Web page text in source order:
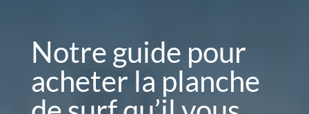
Notre guide pour
acheter la planche